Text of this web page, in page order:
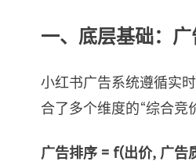
一、底层基础：
小红书广告系统遵循实
合了多个维度的“综合竞
广告排序 = f(出价, 广告